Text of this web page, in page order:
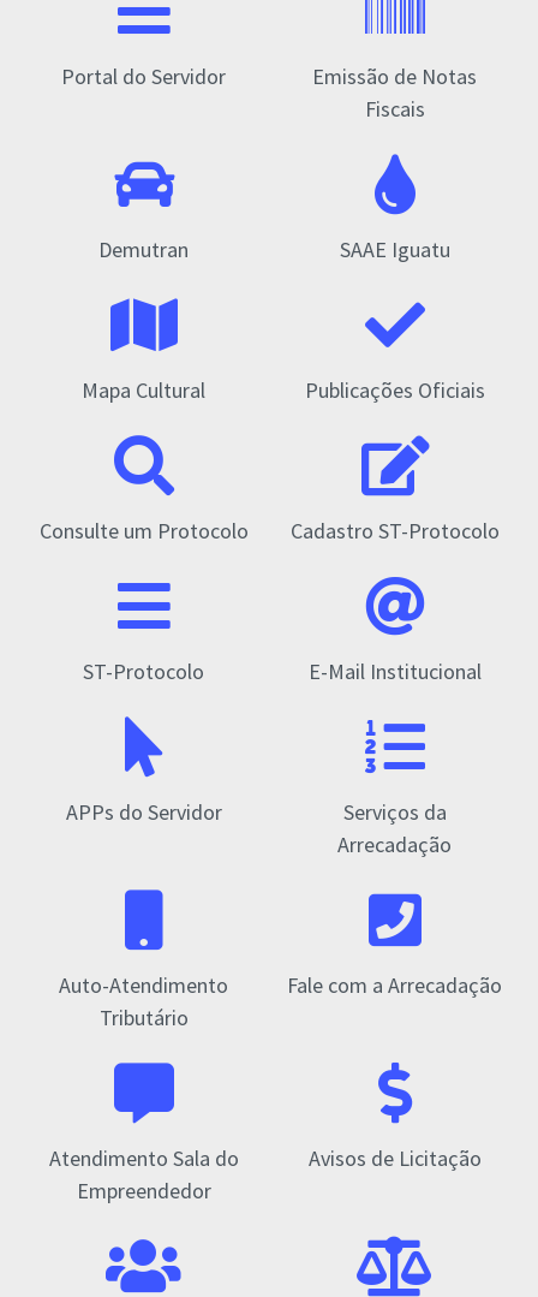
Portal do Servidor
Emissão de Notas
Fiscais
Demutran SAAE Iguatu
Mapa Cultural Publicações Oficiais
Consulte um Protocolo Cadastro ST-Protocolo
ST-Protocolo E-Mail Institucional
APPs do Servidor
Serviços da
Arrecadação
Auto-Atendimento
Tributário
Fale com a Arrecadação
Atendimento Sala do
Empreendedor
Avisos de Licitação